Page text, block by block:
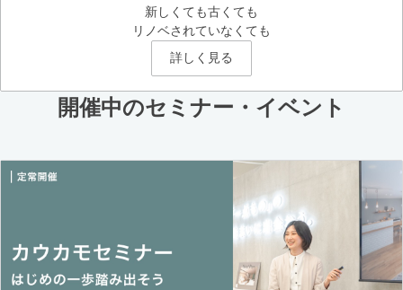
新しくても古くても
リノベされていなくても
詳しく見る
開催中のセミナー・イベント